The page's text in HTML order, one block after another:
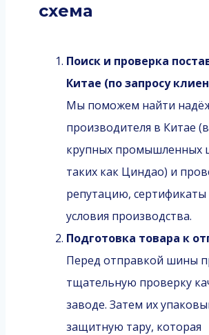
схема
Поиск и проверка
Китае (по запросу
Мы поможем найти
производителя в Китае (в
крупных промышленных
таких как Циндао) и
репутацию, сертификаты
условия производства.
Подготовка товара к
Перед отправкой шины
тщательную проверку
заводе. Затем их
защитную тару, которая